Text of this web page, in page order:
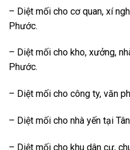
– Diệt mối cho cơ quan, xí
Phước.
– Diệt mối cho kho, xưởng,
Phước.
– Diệt mối cho công ty, văn
– Diệt mối cho nhà yến tại
– Diệt mối cho khu dân cư,